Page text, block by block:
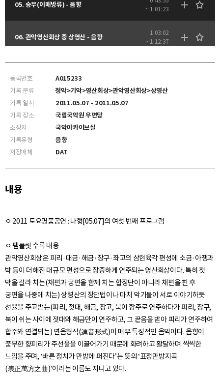
05. 승무(이매방류) - 음향
~ 1:01:23
06. 관악영산회상 중 상영산 - 음향
1:03:02
~ 1:12:37
1:13:32
등록번호
A015233
기록 분류
정악>기악>영산회상>관악영산회상>상영산
기록 일시
2011.05.07 - 2011.05.07
기록 장소
국립국악원 우면당
소장처
국악아카이브실
기록유형
음향
저장매체
DAT
내용
ㅇ 2011 토요명품공연 : 나형[05.07]의 여섯 번째 프로그램
ㅇ 팸플릿 수록 내용
관악영산회상은 피리·대금·해금·장구·좌고의 삼현육각 편성에 소금·아쟁과
박 등이 더해진 대규모 편성으로 장중하게 연주되는 영산회상이다. 특히 첫
박을 갈라 치는(채편과 궁편을 함께 치는 합장단이 아니라 채편을 친 후
궁편을 나중에 치는) 상령산의 장단법이나 마치 악기들이 서로 이야기하듯
선율을 주고받는(피리, 젓대, 해금, 장고, 북이 합주로 연주하다가 피리, 장구,
북이 쉬는 사이에 젓대와 해금만이 연주하고, 그 끝음을 받아 피리가 연주하여
합주와 연결되는) 연음형식(連音形式)이 매우 특징적인 음악이다. 음향이
풍부한 향피리가 주선율을 이끌어가기 때문에 화려하고 활달하며 씩씩한
느낌을 주며, ‘바른 정치가 만방에 퍼진다’는 뜻의 ‘표정만방지곡